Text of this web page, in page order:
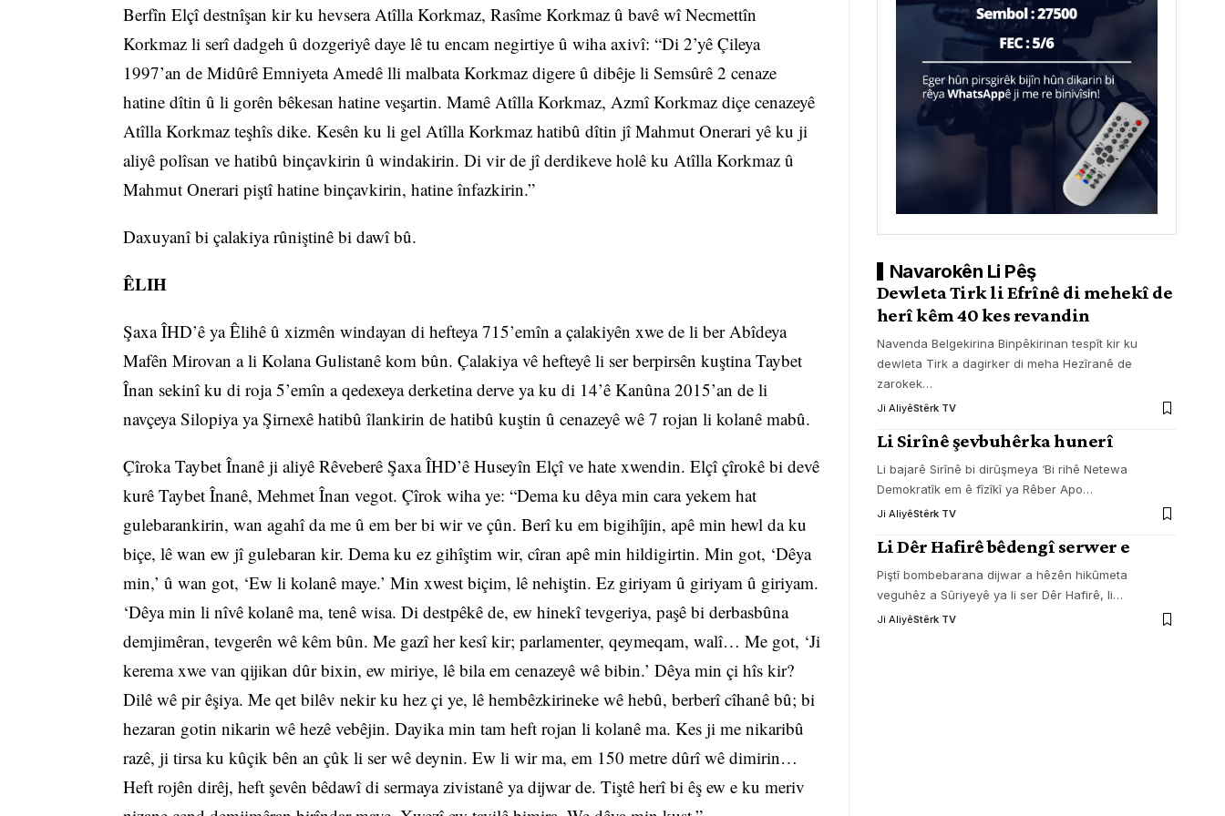
Berfîn Elçî destnîşan kir ku hevsera Atîlla Korkmaz, Rasîme Korkmaz û bavê wî Necmettîn
Korkmaz li serî dadgeh û dozgeriyê daye lê tu encam negirtiye û wiha axivî: “Di 2’yê Çileya
1997’an de Midûrê Emniyeta Amedê lli malbata Korkmaz digere û dibêje li Semsûrê 2 cenaze
hatine dîtin û li gorên bêkesan hatine veşartin. Mamê Atîlla Korkmaz, Azmî Korkmaz diçe cenazeyê
Atîlla Korkmaz teşhîs dike. Kesên ku li gel Atîlla Korkmaz hatibû dîtin jî Mahmut Onerari yê ku ji
aliyê polîsan ve hatibû binçavkirin û windakirin. Di vir de jî derdikeve holê ku Atîlla Korkmaz û
Mahmut Onerari piştî hatine binçavkirin, hatine înfazkirin.”
Daxuyanî bi çalakiya rûniştinê bi dawî bû.
ÊLIH
Şaxa ÎHD’ê ya Êlihê û xizmên windayan di hefteya 715’emîn a çalakiyên xwe de li ber Abîdeya
Mafên Mirovan a li Kolana Gulistanê kom bûn. Çalakiya vê hefteyê li ser berpirsên kuştina Taybet
Înan sekinî ku di roja 5’emîn a qedexeya derketina derve ya ku di 14’ê Kanûna 2015’an de li
navçeya Silopiya ya Şirnexê hatibû îlankirin de hatibû kuştin û cenazeyê wê 7 rojan li kolanê mabû.
Çîroka Taybet Înanê ji aliyê Rêveberê Şaxa ÎHD’ê Huseyîn Elçî ve hate xwendin. Elçî çîrokê bi devê
kurê Taybet Înanê, Mehmet Înan vegot. Çîrok wiha ye: “Dema ku dêya min cara yekem hat
gulebarankirin, wan agahî da me û em ber bi wir ve çûn. Berî ku em bigihîjin, apê min hewl da ku
biçe, lê wan ew jî gulebaran kir. Dema ku ez gihîştim wir, cîran apê min hildigirtin. Min got, ‘Dêya
min,’ û wan got, ‘Ew li kolanê maye.’ Min xwest biçim, lê nehiştin. Ez giriyam û giriyam û giriyam.
‘Dêya min li nîvê kolanê ma, tenê wisa. Di destpêkê de, ew hinekî tevgeriya, paşê bi derbasbûna
demjimêran, tevgerên wê kêm bûn. Me gazî her kesî kir; parlamenter, qeymeqam, walî… Me got, ‘Ji
kerema xwe van qijikan dûr bixin, ew miriye, lê bila em cenazeyê wê bibin.’ Dêya min çi hîs kir?
Dilê wê pir êşiya. Me qet bilêv nekir ku hez çi ye, lê hembêzkirineke wê hebû, berberî cîhanê bû; bi
hezaran gotin nikarin wê hezê vebêjin. Dayika min tam heft rojan li kolanê ma. Kes ji me nikaribû
razê, ji tirsa ku kûçik bên an çûk li ser wê deynin. Ew li wir ma, em 150 metre dûrî wê dimirin…
Heft rojên dirêj, heft şevên bêdawî di sermaya zivistanê ya dijwar de. Tiştê herî bi êş ew e ku meriv
Navarokên Li Pêş
Dewleta Tirk li Efrînê di mehekî de
herî kêm 40 kes revandin
Navenda Belgekirina Binpêkirinan tespît kir ku
dewleta Tirk a dagirker di meha Hezîranê de
zarokek…
Ji AliyêStêrk TV
Li Sirînê şevbuhêrka hunerî
Li bajarê Sirînê bi dirûşmeya ‘Bi rihê Netewa
Demokratîk em ê fîzîkî ya Rêber Apo…
Ji AliyêStêrk TV
Li Dêr Hafirê bêdengî serwer e
Piştî bombebarana dijwar a hêzên hikûmeta
veguhêz a Sûriyeyê ya li ser Dêr Hafirê, li…
Ji AliyêStêrk TV